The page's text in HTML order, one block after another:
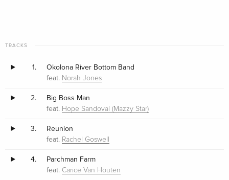
TRACKS
1.
Okolona River Bottom Band
feat. Norah Jones
2.
Big Boss Man
feat. Hope Sandoval (Mazzy Star)
3.
Reunion
feat. Rachel Goswell
4.
Parchman Farm
feat. Carice Van Houten